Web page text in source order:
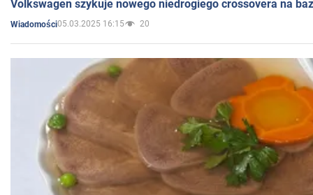
Volkswagen szykuje nowego niedrogiego crossovera na
Wiadomości05.03.2025 16:15 20